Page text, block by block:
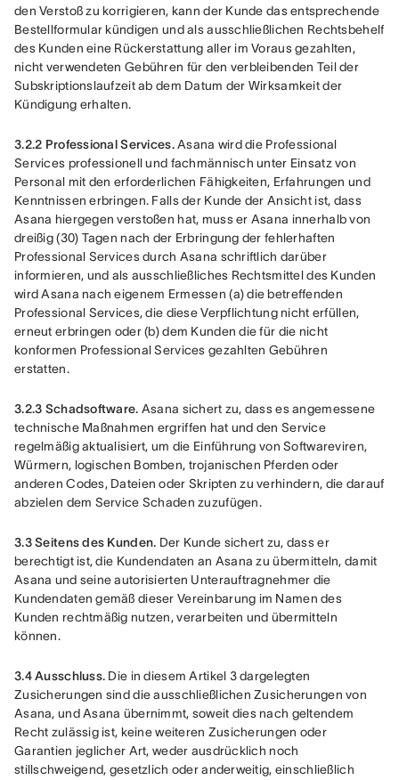
den Verstoß zu korrigieren, kann der Kunde das entsprechende
Bestellformular kündigen und als ausschließlichen Rechtsbehelf
des Kunden eine Rückerstattung aller im Voraus gezahlten,
nicht verwendeten Gebühren für den verbleibenden Teil der
Subskriptionslaufzeit ab dem Datum der Wirksamkeit der
Kündigung erhalten.
3.2.2 Professional Services. Asana wird die Professional
Services professionell und fachmännisch unter Einsatz von
Personal mit den erforderlichen Fähigkeiten, Erfahrungen und
Kenntnissen erbringen. Falls der Kunde der Ansicht ist, dass
Asana hiergegen verstoßen hat, muss er Asana innerhalb von
dreißig (30) Tagen nach der Erbringung der fehlerhaften
Professional Services durch Asana schriftlich darüber
informieren, und als ausschließliches Rechtsmittel des Kunden
wird Asana nach eigenem Ermessen (a) die betreffenden
Professional Services, die diese Verpflichtung nicht erfüllen,
erneut erbringen oder (b) dem Kunden die für die nicht
konformen Professional Services gezahlten Gebühren
erstatten.
3.2.3 Schadsoftware. Asana sichert zu, dass es angemessene
technische Maßnahmen ergriffen hat und den Service
regelmäßig aktualisiert, um die Einführung von Softwareviren,
Würmern, logischen Bomben, trojanischen Pferden oder
anderen Codes, Dateien oder Skripten zu verhindern, die darauf
abzielen dem Service Schaden zuzufügen.
3.3 Seitens des Kunden. Der Kunde sichert zu, dass er
berechtigt ist, die Kundendaten an Asana zu übermitteln, damit
Asana und seine autorisierten Unterauftragnehmer die
Kundendaten gemäß dieser Vereinbarung im Namen des
Kunden rechtmäßig nutzen, verarbeiten und übermitteln
können.
3.4 Ausschluss. Die in diesem Artikel 3 dargelegten
Zusicherungen sind die ausschließlichen Zusicherungen von
Asana, und Asana übernimmt, soweit dies nach geltendem
Recht zulässig ist, keine weiteren Zusicherungen oder
Garantien jeglicher Art, weder ausdrücklich noch
stillschweigend, gesetzlich oder anderweitig, einschließlich